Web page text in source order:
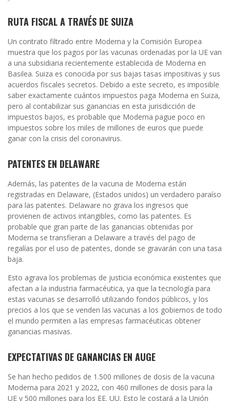
RUTA FISCAL A TRAVÉS DE SUIZA
Un contrato filtrado entre Moderna y la Comisión Europea
muestra que los pagos por las vacunas ordenadas por la UE van
a una subsidiaria recientemente establecida de Moderna en
Basilea. Suiza es conocida por sus bajas tasas impositivas y sus
acuerdos fiscales secretos. Debido a este secreto, es imposible
saber exactamente cuántos impuestos paga Moderna en Suiza,
pero al contabilizar sus ganancias en esta jurisdicción de
impuestos bajos, es probable que Moderna pague poco en
impuestos sobre los miles de millones de euros que puede
ganar con la crisis del coronavirus.
PATENTES EN DELAWARE
Además, las patentes de la vacuna de Moderna están
registradas en Delaware, (Estados unidos) un verdadero paraíso
para las patentes. Delaware no grava los ingresos que
provienen de activos intangibles, como las patentes. Es
probable que gran parte de las ganancias obtenidas por
Moderna se transfieran a Delaware a través del pago de
regalías por el uso de patentes, donde se gravarán con una tasa
baja.
Esto agrava los problemas de justicia económica existentes que
afectan a la industria farmacéutica, ya que la tecnología para
estas vacunas se desarrolló utilizando fondos públicos, y los
precios a los que se venden las vacunas a los gobiernos de todo
el mundo permiten a las empresas farmacéuticas obtener
ganancias masivas.
EXPECTATIVAS DE GANANCIAS EN AUGE
Se han hecho pedidos de 1.500 millones de dosis de la vacuna
Moderna para 2021 y 2022, con 460 millones de dosis para la
UE y 500 millones para los EE. UU. Esto le costará a la Unión